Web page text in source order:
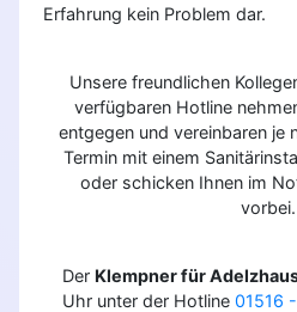
Erfahrung kein Problem dar.
Unsere freundlichen
verfügbaren Hotline
entgegen und vereinbaren je
Termin mit einem
oder schicken Ihnen im
vorbei.
Der Klempner für
Uhr unter der Hotline 01516